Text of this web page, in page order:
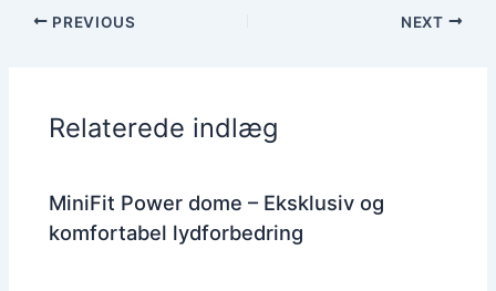
PREVIOUS NEXT
Relaterede indlæg
MiniFit Power dome – Eksklusiv og
komfortabel lydforbedring